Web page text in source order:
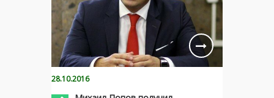
28.10.2016